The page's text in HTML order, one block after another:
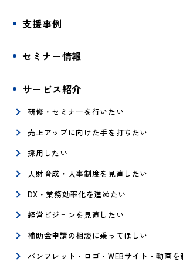
支援事例
セミナー情報
サービス紹介
研修・セミナーを行いたい
売上アップに向けた手を打ちたい
採用したい
人財育成・人事制度を見直したい
DX・業務効率化を進めたい
経営ビジョンを見直したい
補助金申請の相談に乗ってほしい
パンフレット・ロゴ・WEBサイト・動画を